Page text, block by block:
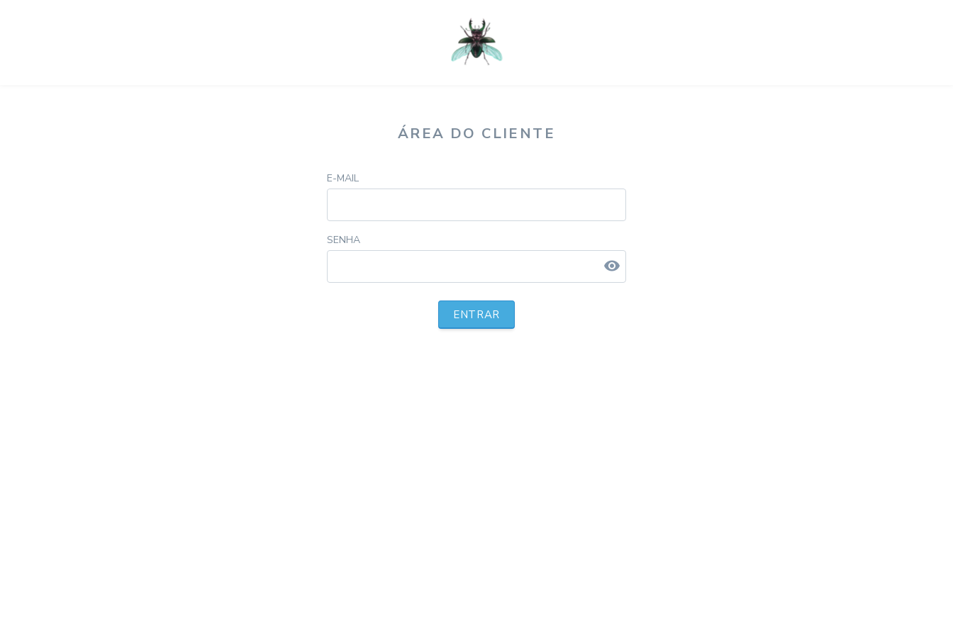
ÁREA DO CLIENTE
E-MAIL
SENHA
visibility
ENTRAR